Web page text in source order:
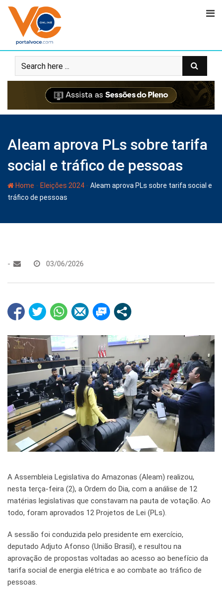
Aleam aprova PLs sobre tarifa
social e tráfico de pessoas
Home - Eleições 2024 - Aleam aprova PLs sobre tarifa social e
tráfico de pessoas
- 03/06/2026
A Assembleia Legislativa do Amazonas (Aleam) realizou,
nesta terça-feira (2), a Ordem do Dia, com a análise de 12
matérias legislativas que constavam na pauta de votação. Ao
todo, foram aprovados 12 Projetos de Lei (PLs).
A sessão foi conduzida pelo presidente em exercício,
deputado Adjuto Afonso (União Brasil), e resultou na
aprovação de propostas voltadas ao acesso ao benefício da
tarifa social de energia elétrica e ao combate ao tráfico de
pessoas.